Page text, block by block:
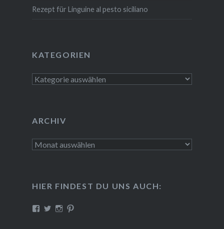
Rezept für Linguine al pesto siciliano
KATE­GO­RIEN
Kate­
ARCHIV
Archiv
HIER FINDEST DU UNS AUCH:
ProfilProfilProfil